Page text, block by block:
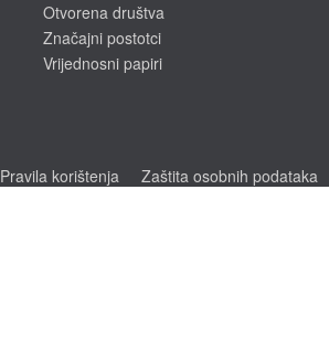
Otvorena društva
Značajni postotci
Vrijednosni papiri
Pravila korištenja Zaštita osobnih podataka